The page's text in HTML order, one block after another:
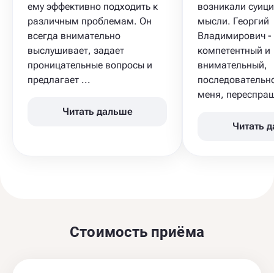
ему эффективно подходить к
различным проблемам. Он
всегда внимательно
выслушивает, задает
проницательные вопросы и
предлагает ...
Читать дальше
возникали
мысли. Георгий
Владимирович -
компетентный и
внимательный,
меня,
Читать
Стоимость приёма